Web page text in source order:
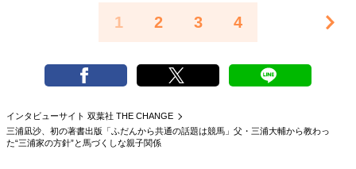
1 2 3 4
インタビューサイト 双葉社 THE CHANGE
三浦凪沙、初の著書出版「ふだんから共通の話題は競馬」父・三浦大輔から教わっ
た“三浦家の方針”と馬づくしな親子関係